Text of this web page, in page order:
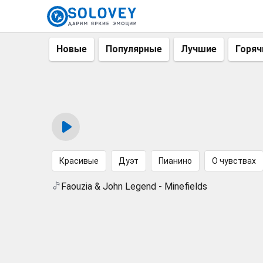
Новые Популярные Лучшие
Красивые Дуэт Пианино О чувствах
Faouzia & John Legend - Minefields